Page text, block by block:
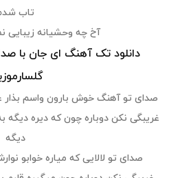
تاب
آخ چه وحشیانه
دانلود تک آهنگ ای جان با
صدای تو آهنگ خوش بارون واسم بذار
غریبگی نکن دوباره چون که دیره
دیگه
صدای تو لالایی که میاره خوابو